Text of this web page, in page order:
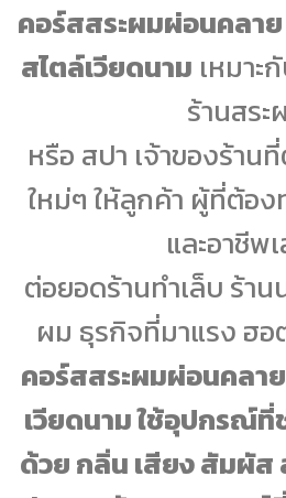
คอร์สสระผมผ่อนคลา
สไตล์เวียดนาม เหมาะ
ร้านสระ
หรือ สปา เจ้าของร้าน
ใหม่ๆ ให้ลูกค้า ผู้ที่ต้อ
และอาชีพ
ต่อยอดร้านทำเล็บ ร้า
ผม ธุรกิจที่มาแรง ฮ
คอร์สสระผมผ่อนคลา
เวียดนาม ใช้อุปกรณ์
ด้วย กลิ่น เสียง สัมผัส